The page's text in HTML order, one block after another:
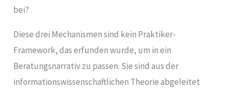
bei?
Diese drei Mechanismen sind kein Praktiker-
Framework, das erfunden wurde, um in ein
Beratungsnarrativ zu passen. Sie sind aus der
informationswissenschaftlichen Theorie abgeleitet